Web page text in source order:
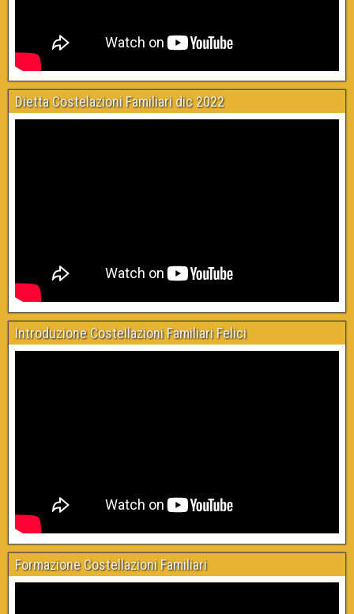
Dietta Costelazioni Familiari dic 2022
Introduzione Costellazioni Familiari Felici
Formazione Costellazioni Familiari